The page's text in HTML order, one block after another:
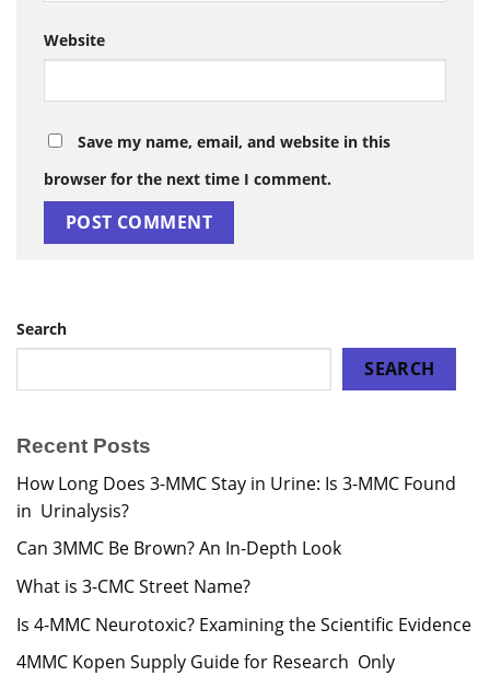
Website
Save my name, email, and website in this
browser for the next time I comment.
Search
SEARCH
Recent Posts
How Long Does 3-MMC Stay in Urine: Is 3-MMC Found
in Urinalysis?
Can 3MMC Be Brown? An In-Depth Look
What is 3-CMC Street Name?
Is 4-MMC Neurotoxic? Examining the Scientific Evidence
4MMC Kopen Supply Guide for Research Only